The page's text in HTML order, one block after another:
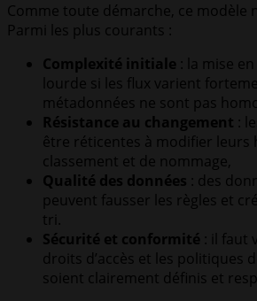
Comme toute démarche, ce modèle
Parmi les plus courants :
Complexité initiale : la mise
lourde si les flux varient
métadonnées ne sont pas
Résistance au changement :
être réticentes à modifier leurs
classement et de nommage,
Qualité des données : des
peuvent fausser les règles et
tri.
Sécurité et conformité : il faut
droits d’accès et les politiques
soient clairement définis et